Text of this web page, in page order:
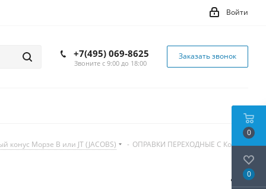
Войти
+7(495) 069-8625
Звоните с 9:00 до 18:00
Заказать звонок
Морзе B или JT (JACOBS) - ОПРАВКИ ПЕРЕХОДНЫЕ С Конуса
0
0